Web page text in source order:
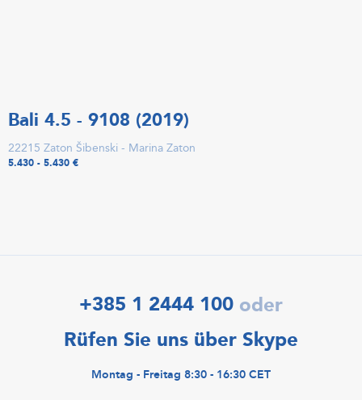
Bali 4.5 - 9108 (2019)
22215 Zaton Šibenski - Marina Zaton
5.430 - 5.430 €
+385 1 2444 100 oder
Rüfen Sie uns über Skype
Montag - Freitag 8:30 - 16:30 CET